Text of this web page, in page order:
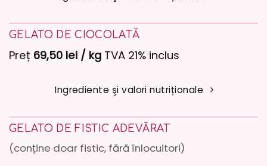
GELATO DE CIOCOLATĂ
Preț 69,50 lei / kg TVA 21% inclus
Ingrediente şi valori nutriționale
GELATO DE FISTIC ADEVĂRAT
(conține doar fistic, fără înlocuitori)